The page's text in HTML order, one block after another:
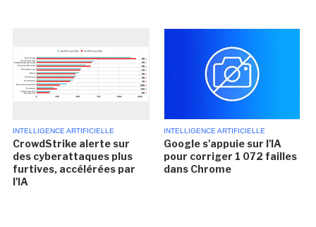
INTELLIGENCE ARTIFICIELLE
CrowdStrike alerte sur
des cyberattaques plus
furtives, accélérées par
l'IA
INTELLIGENCE ARTIFICIELLE
Google s'appuie sur l'IA
pour corriger 1 072 failles
dans Chrome